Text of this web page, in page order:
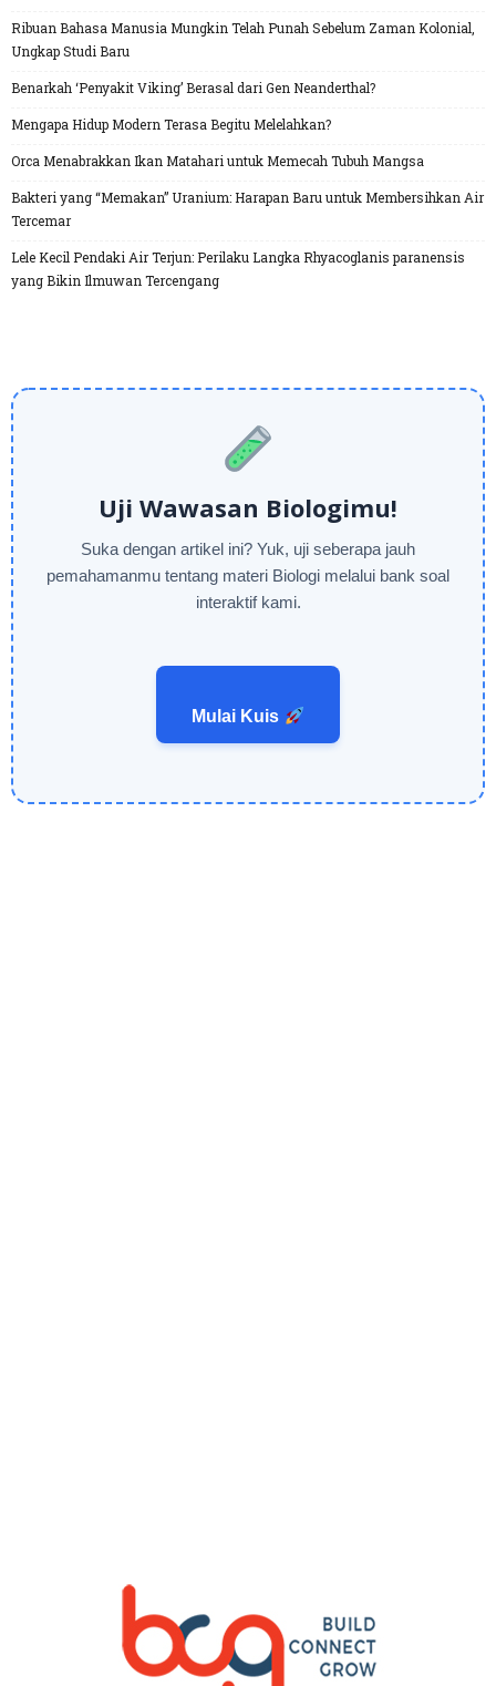
Ribuan Bahasa Manusia Mungkin Telah Punah Sebelum Zaman Kolonial,
Ungkap Studi Baru
Benarkah ‘Penyakit Viking’ Berasal dari Gen Neanderthal?
Mengapa Hidup Modern Terasa Begitu Melelahkan?
Orca Menabrakkan Ikan Matahari untuk Memecah Tubuh Mangsa
Bakteri yang “Memakan” Uranium: Harapan Baru untuk Membersihkan Air
Tercemar
Lele Kecil Pendaki Air Terjun: Perilaku Langka Rhyacoglanis paranensis
yang Bikin Ilmuwan Tercengang
Uji Wawasan Biologimu!
Suka dengan artikel ini? Yuk, uji seberapa jauh
pemahamanmu tentang materi Biologi melalui bank soal
interaktif kami.
Mulai Kuis